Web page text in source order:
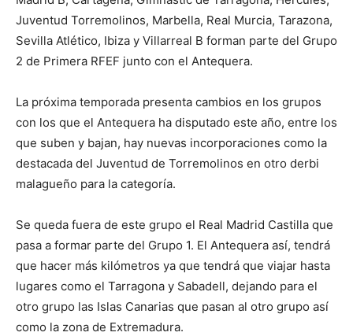
Juventud Torremolinos, Marbella, Real Murcia, Tarazona,
Sevilla Atlético, Ibiza y Villarreal B forman parte del Grupo
2 de Primera RFEF junto con el Antequera.
La próxima temporada presenta cambios en los grupos
con los que el Antequera ha disputado este año, entre los
que suben y bajan, hay nuevas incorporaciones como la
destacada del Juventud de Torremolinos en otro derbi
malagueño para la categoría.
Se queda fuera de este grupo el Real Madrid Castilla que
pasa a formar parte del Grupo 1. El Antequera así, tendrá
que hacer más kilómetros ya que tendrá que viajar hasta
lugares como el Tarragona y Sabadell, dejando para el
otro grupo las Islas Canarias que pasan al otro grupo así
como la zona de Extremadura.